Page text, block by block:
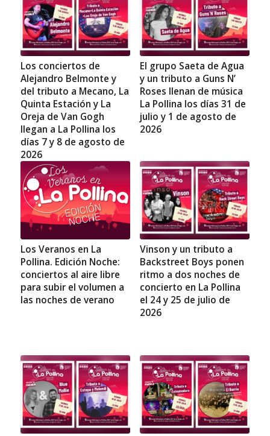
Los conciertos de
Alejandro Belmonte y
del tributo a Mecano, La
Quinta Estación y La
Oreja de Van Gogh
llegan a La Pollina los
días 7 y 8 de agosto de
2026
El grupo Saeta de Agua
y un tributo a Guns N’
Roses llenan de música
La Pollina los días 31 de
julio y 1 de agosto de
2026
Los Veranos en La
Pollina. Edición Noche:
conciertos al aire libre
para subir el volumen a
las noches de verano
Vinson y un tributo a
Backstreet Boys ponen
ritmo a dos noches de
concierto en La Pollina
el 24 y 25 de julio de
2026